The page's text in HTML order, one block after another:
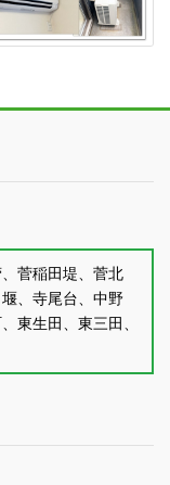
菅稲田堤、菅北
、寺尾台、中野
東生田、東三田、